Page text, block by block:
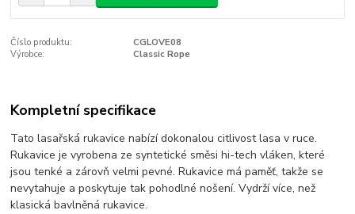
Číslo produktu:
CGLOVE08
Výrobce:
Classic Rope
Kompletní specifikace
Tato lasařská rukavice nabízí dokonalou citlivost lasa v ruce.
Rukavice je vyrobena ze syntetické směsi hi-tech vláken, které
jsou tenké a zárovň velmi pevné. Rukavice má paměť, takže se
nevytahuje a poskytuje tak pohodlné nošení. Vydrží více, než
klasická bavlněná rukavice.